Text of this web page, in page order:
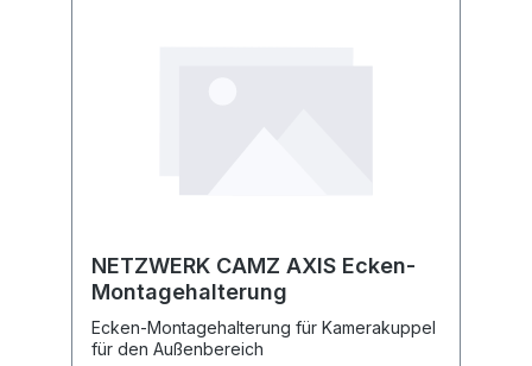
NETZWERK CAMZ AXIS Ecken-
Montagehalterung
Ecken-Montagehalterung für Kamerakuppel
für den Außenbereich